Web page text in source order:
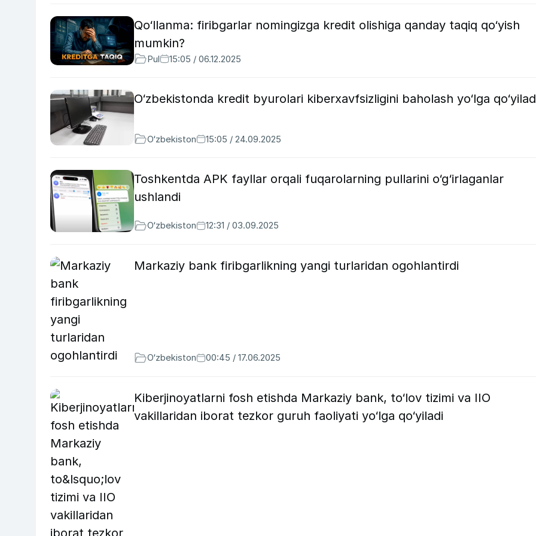
Qo‘llanma: firibgarlar nomingizga kredit olishiga qanday taqiq qo‘yish
mumkin?
Pul 15:05 / 06.12.2025
O‘zbekistonda kredit byurolari kiberxavfsizligini baholash yo‘lga
O‘zbekiston 15:05 / 24.09.2025
Toshkentda APK fayllar orqali fuqarolarning pullarini o‘g‘irlaganlar
ushlandi
O‘zbekiston 12:31 / 03.09.2025
Markaziy bank firibgarlikning yangi turlaridan ogohlantirdi
O‘zbekiston 00:45 / 17.06.2025
Kiberjinoyatlarni fosh etishda Markaziy bank, to‘lov tizimi va IIO
vakillaridan iborat tezkor guruh faoliyati yo‘lga qo‘yiladi